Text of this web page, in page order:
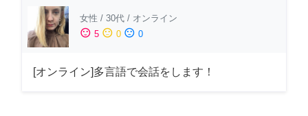
女性 / 30代 / オンライン
sentiment_satisfied 5 sentiment_neutral 0 sentiment_dissatisfied 0
[オンライン]多言語で会話をします！